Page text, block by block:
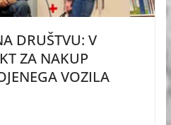
DRUŠTVU: V
ZA NAKUP
VOZILA